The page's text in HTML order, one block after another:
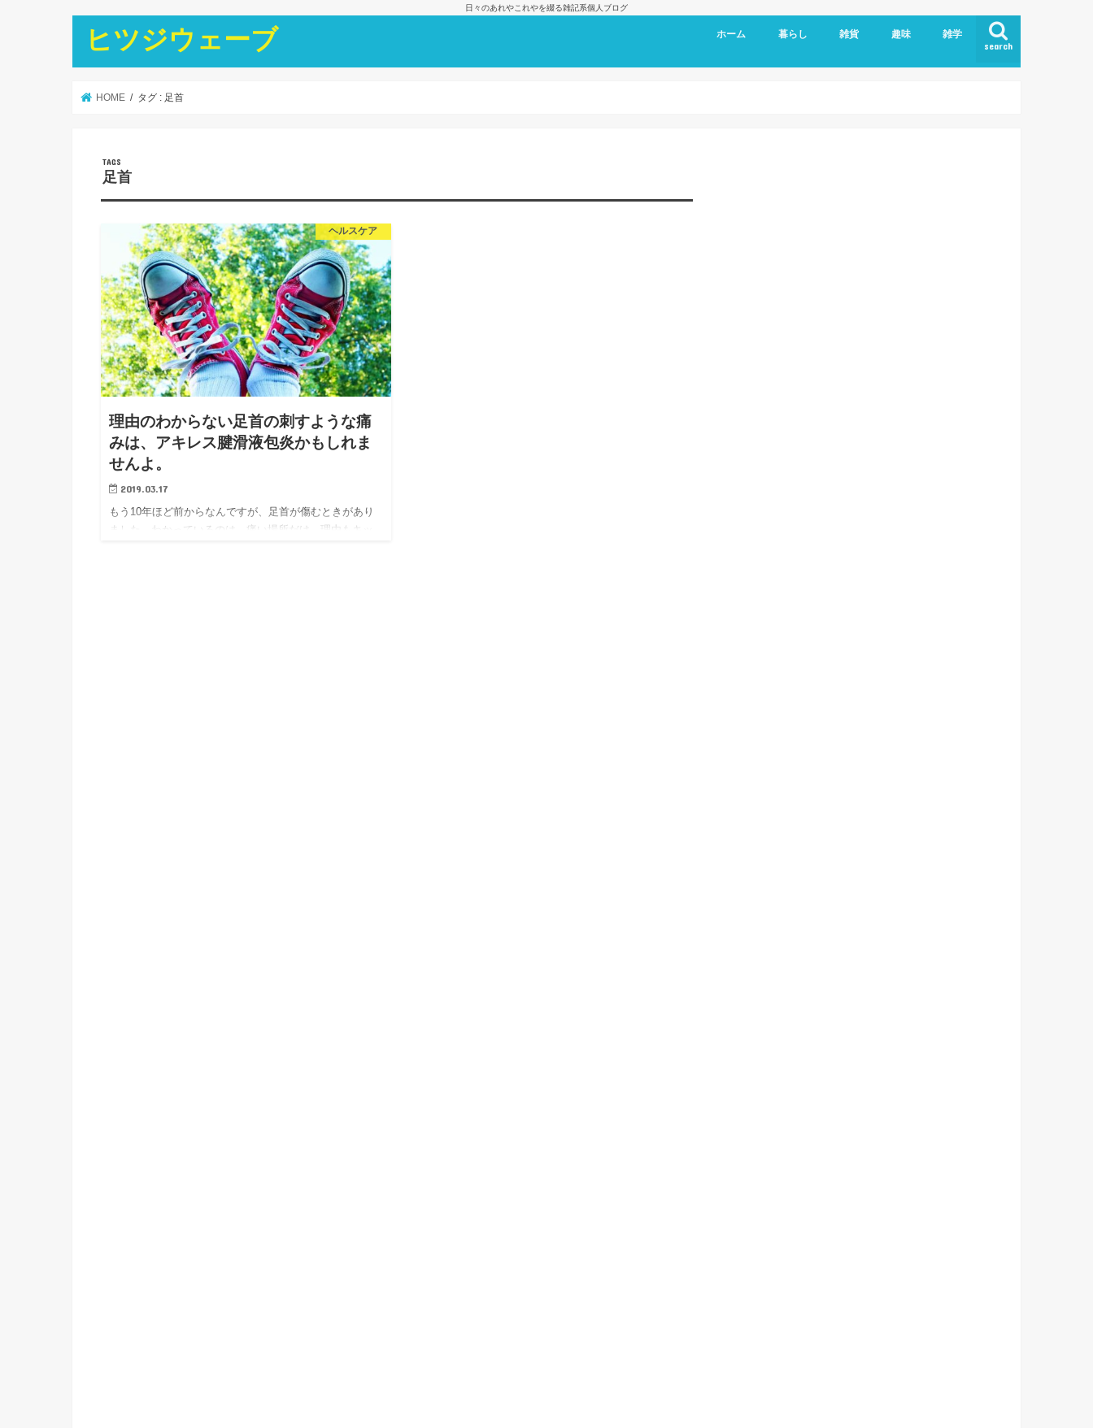
日々のあれやこれやを綴る雑記系個人ブログ
ヒツジウェーブ search
ホーム
プライバシーポリシー
暮らし
こども 妊娠、出産
育児メモ
エッセイ
ヘルスケア 粉瘤
美容
肩こり
ペット、動物
雑貨
家具/家電
手作り雑貨
日用雑貨
食品
趣味
おでかけログ
伊勢だより
映画/ドラマ
雑学
Blog/WordPress
PC、IT業務
アプリ/webサービス
英語
HOME タグ : 足首
足首
ヘルスケア
理由のわからない足首の刺すような痛
みは、アキレス腱滑液包炎かもしれま
せんよ。
2019.03.17
もう10年ほど前からなんですが、足首が傷むときがあり
ました。わかっているのは、痛い場所だけ。理由もキッ